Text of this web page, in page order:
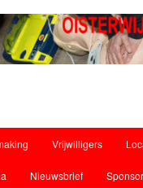
inhoudinhoudVrijwilligers
Nieuwsbrief